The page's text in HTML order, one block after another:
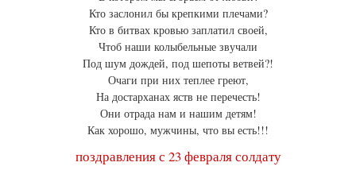
Кто заслонил бы крепкими плечами?
Кто в битвах кровью заплатил своей,
Чтоб наши колыбельные звучали
Под шум дождей, под шепоты ветвей?!
Очаги при них теплее греют,
На достарханах яств не перечесть!
Они отрада нам и нашим детям!
Как хорошо, мужчины, что вы есть!!!
поздравления с 23 февраля солдату